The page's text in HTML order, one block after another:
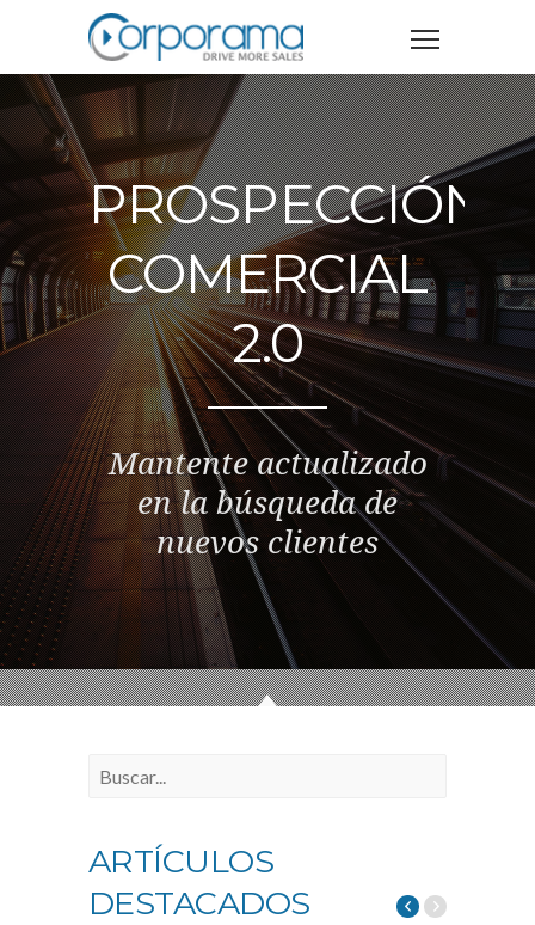
PROSPECCIÓN
COMERCIAL
2.0
Mantente actualizado
en la búsqueda de
nuevos clientes
ARTÍCULOS
DESTACADOS